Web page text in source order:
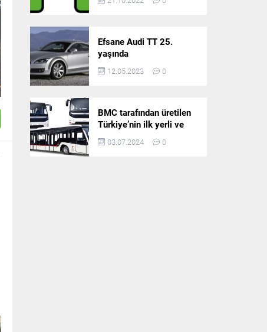
platform: Tek Araçla
Efsane Audi TT 25.
yaşında
12.05.2023 0
BMC tarafından üretilen
Türkiye’nin ilk yerli ve
milli apron otobüsü
Neoport’a yurt dışından
03.07.2024 0